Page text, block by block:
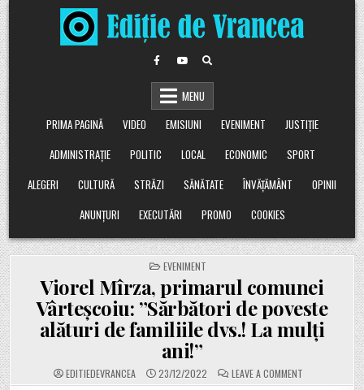
Skip
to
content
MENU
PRIMA PAGINĂ
VIDEO EMISIUNI EVENIMENT
JUSTIȚIE
ADMINISTRAȚIE
POLITIC LOCAL ECONOMIC
SPORT
ALEGERI
CULTURĂ STRĂZI SĂNĂTATE ÎNVĂȚĂMÂNT
OPINII
ANUNȚURI
EXECUTĂRI PROMO COOKIES
POSTED
IN
EVENIMENT
Viorel Mîrza, primarul comunei
Vârteșcoiu: ”Sărbători de poveste
alături de familiile dvs.! La mulți
ani!”
EDITIEDEVRANCEA 23/12/2022 LEAVE A COMMENTON
VIOREL